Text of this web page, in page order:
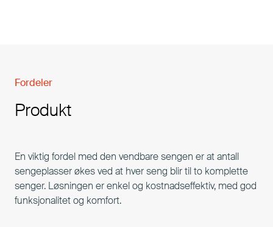
Fordeler
Produkt
En viktig fordel med den vendbare sengen er at antall
sengeplasser økes ved at hver seng blir til to komplette
senger. Løsningen er enkel og kostnadseffektiv, med god
funksjonalitet og komfort.